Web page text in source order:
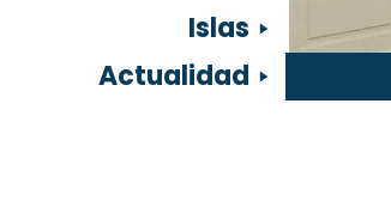
Islas
Actualidad